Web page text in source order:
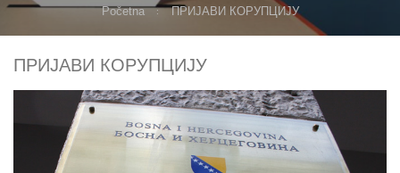
Početna ПРИЈАВИ КОРУПЦИЈУ
ПРИЈАВИ КОРУПЦИЈУ